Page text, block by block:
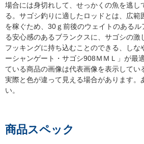
場合には身切れして、せっかくの魚を逃し
る。サゴシ釣りに適したロッドとは、広範
を稼ぐため、30ｇ前後のウェイトのあるル
る安心感のあるブランクスに、サゴシの激
フッキングに持ち込むことのできる、しな
ーシャンゲート・サゴシ908ＭＭＬ」が最
ている商品の画像は代表画像を表示してい
実際と色が違って見える場合があります。
い。
商品スペック